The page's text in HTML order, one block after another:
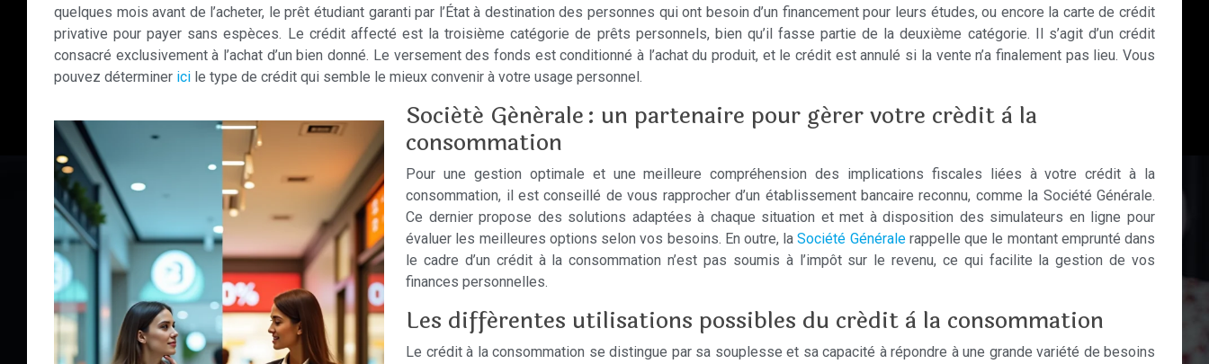
quelques mois avant de l’acheter, le prêt étudiant garanti par l’État à destination des personnes qui ont besoin d’un financement pour leurs études, ou encore la carte de crédit
privative pour payer sans espèces. Le crédit affecté est la troisième catégorie de prêts personnels, bien qu’il fasse partie de la deuxième catégorie. Il s’agit d’un crédit
consacré exclusivement à l’achat d’un bien donné. Le versement des fonds est conditionné à l’achat du produit, et le crédit est annulé si la vente n’a finalement pas lieu. Vous
pouvez déterminer ici le type de crédit qui semble le mieux convenir à votre usage personnel.
Société Générale : un partenaire pour gérer votre crédit à la
consommation
Pour une gestion optimale et une meilleure compréhension des implications fiscales liées à votre crédit à la
consommation, il est conseillé de vous rapprocher d’un établissement bancaire reconnu, comme la Société Générale.
Ce dernier propose des solutions adaptées à chaque situation et met à disposition des simulateurs en ligne pour
évaluer les meilleures options selon vos besoins. En outre, laSociété Généralerappelle que le montant emprunté dans
le cadre d’un crédit à la consommation n’est pas soumis à l’impôt sur le revenu, ce qui facilite la gestion de vos
finances personnelles.
Les différentes utilisations possibles du crédit à la consommation
Le crédit à la consommation se distingue par sa souplesse et sa capacité à répondre à une grande variété de besoins